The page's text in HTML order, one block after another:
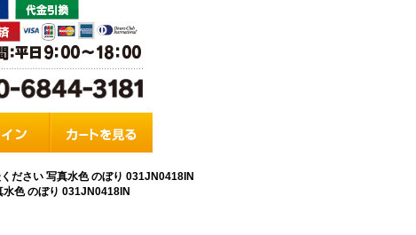
ださい 写真水色 のぼり 031JN0418IN
色 のぼり 031JN0418IN